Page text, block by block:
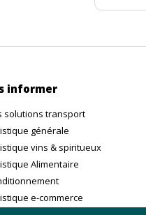
informer
solutions transport
générale
vins & spiritueux
Alimentaire
e-commerce